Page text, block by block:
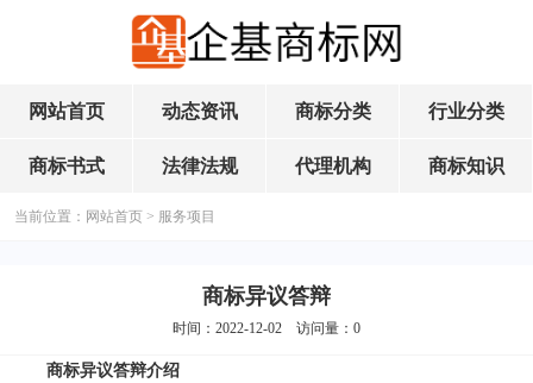
网站首页 动态资讯 商标分类 行业分类
商标书式 法律法规 代理机构 商标知识
当前位置： 网站首页 > 服务项目
商标异议答辩
时间：2022-12-02 访问量： 0
商标异议答辩介绍